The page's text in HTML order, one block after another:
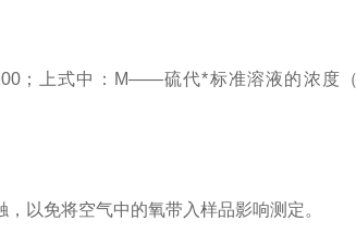
；上式中：M——硫代*标准溶液的浓度
免将空气中的氧带入样品影响测定。